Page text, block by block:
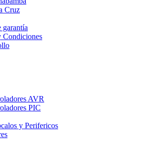
Cruz
garantía
Condiciones
AVR
PIC
y Perifericos